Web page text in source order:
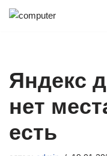
Яндекс
нет
есть